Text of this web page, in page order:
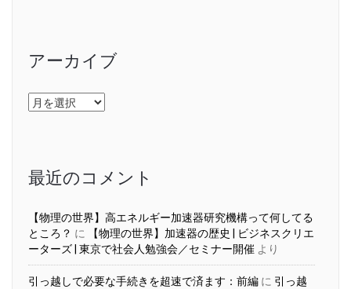
アーカイブ
ア
ー
最近のコメント
【物理の世界】高エネルギー加速器研究機構って何してる
ところ？ に
【物理の世界】加速器の歴史 | ビジネスクリエ
ーターズ | 東京で社会人勉強会／セミナー開催 より
引っ越しで必要な手続きを超速で済ます：前編 に 引っ越